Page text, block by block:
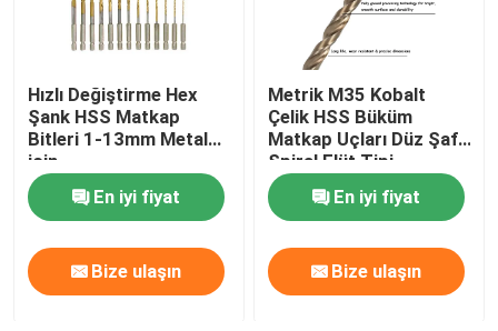
Hızlı Değiştirme Hex
Şank HSS Matkap
Bitleri 1-13mm Metal
için
En iyi fiyat
Bize ulaşın
Metrik M35 Kobalt
Çelik HSS Büküm
Matkap Uçları Düz ​​Şaft
Spiral Flüt Tipi
En iyi fiyat
Bize ulaşın